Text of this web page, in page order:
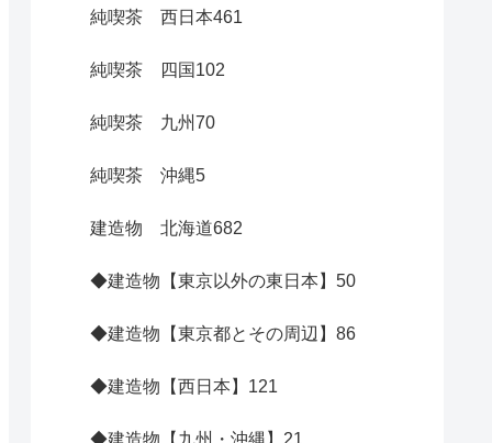
純喫茶 西日本461
純喫茶 四国 102
純喫茶 九州70
純喫茶 沖縄5
建造物 北海道682
◆建造物【東京以外の東日本】 50
◆建造物【東京都とその周辺】 86
◆建造物【西日本】 121